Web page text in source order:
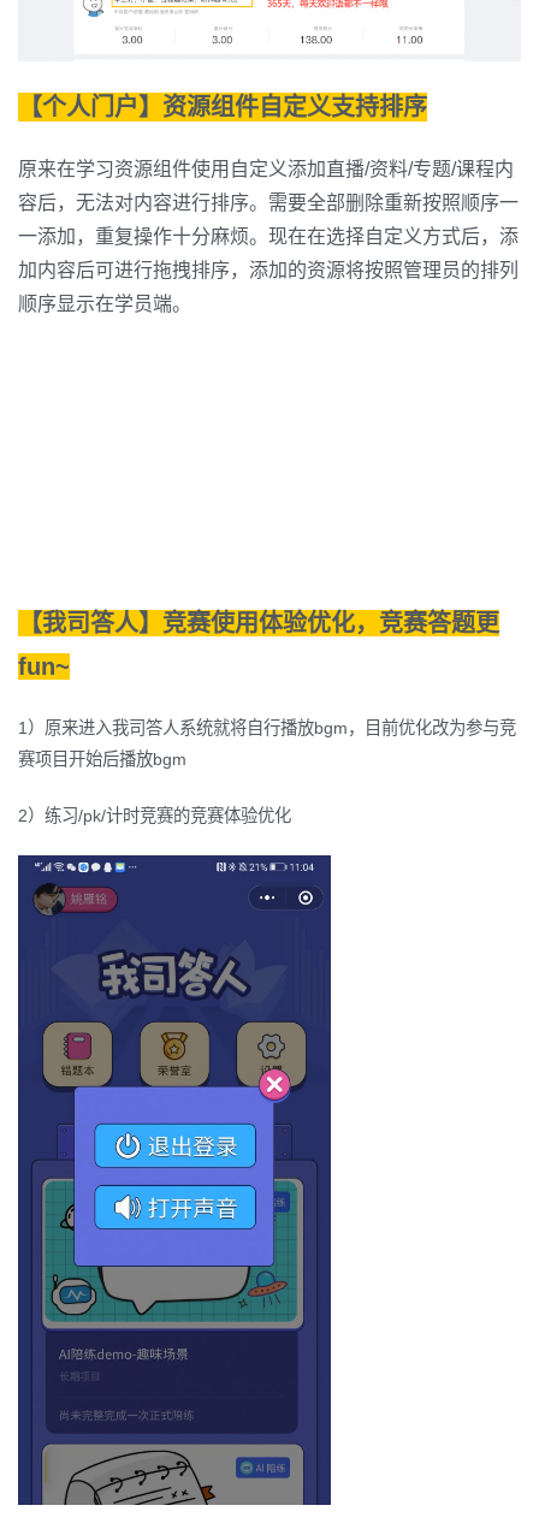
【个人门户】资源组件自定义支持排序
原来在学习资源组件使用自定义添加直播/资料/专题/课程内
容后，无法对内容进行排序。需要全部删除重新按照顺序一
一添加，重复操作十分麻烦。现在在选择自定义方式后，添
加内容后可进行拖拽排序，添加的资源将按照管理员的排列
顺序显示在学员端。
【我司答人】竞赛使用体验优化，竞赛答题更
fun~
1）原来进入我司答人系统就将自行播放bgm，目前优化改为参与竞
赛项目开始后播放bgm
2）练习/pk/计时竞赛的竞赛体验优化